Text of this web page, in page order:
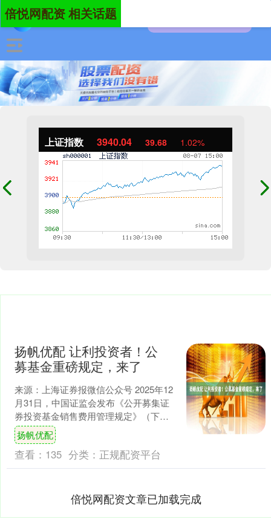
上证指数 3940.04 39.68 1.02%
倍悦网配资 相关话题
扬帆优配 让利投资者！公
募基金重磅规定，来了
来源：上海证券报微信公众号 2025年12
月31日，中国证监会发布《公开募集证
券投资基金销售费用管理规定》（下称
《规定》），自2026年1月1日起实施。
《规定....
扬帆优配
查看： 135 分类： 正规配资平台
倍悦网配资文章已加载完成